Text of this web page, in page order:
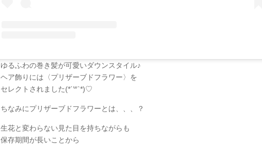
ゆるふわの巻き髪が可愛いダウンスタイル♪
ヘア飾りには〈プリザーブドフラワー〉を
セレクトされました(*´꒳`*)♡
ちなみにプリザーブドフラワーとは、、、？
生花と変わらない見た目を持ちながらも
保存期間が長いことから